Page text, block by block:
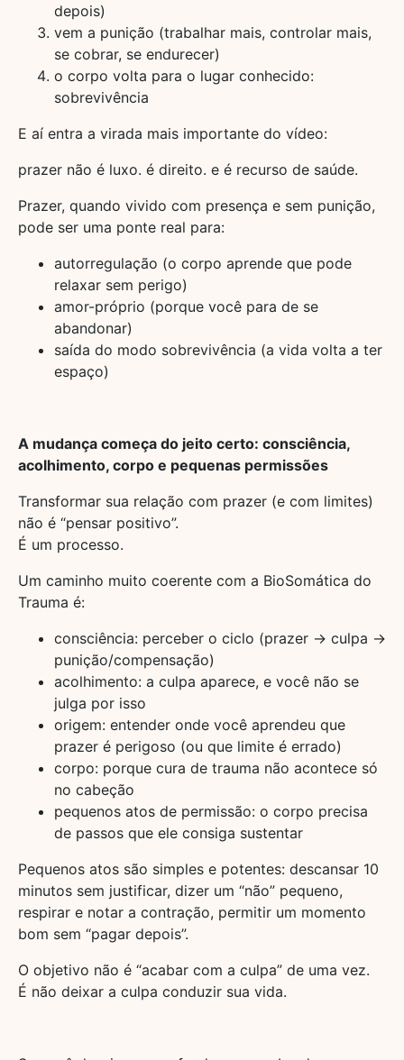
depois)
vem a punição (trabalhar mais, controlar mais,
se cobrar, se endurecer)
o corpo volta para o lugar conhecido:
sobrevivência
E aí entra a virada mais importante do vídeo:
prazer não é luxo. é direito. e é recurso de saúde.
Prazer, quando vivido com presença e sem punição,
pode ser uma ponte real para:
autorregulação (o corpo aprende que pode
relaxar sem perigo)
amor-próprio (porque você para de se
abandonar)
saída do modo sobrevivência (a vida volta a ter
espaço)
A mudança começa do jeito certo: consciência,
acolhimento, corpo e pequenas permissões
Transformar sua relação com prazer (e com limites)
não é “pensar positivo”.
É um processo.
Um caminho muito coerente com a BioSomática do
Trauma é:
consciência: perceber o ciclo (prazer → culpa →
punição/compensação)
acolhimento: a culpa aparece, e você não se
julga por isso
origem: entender onde você aprendeu que
prazer é perigoso (ou que limite é errado)
corpo: porque cura de trauma não acontece só
no cabeção
pequenos atos de permissão: o corpo precisa
de passos que ele consiga sustentar
Pequenos atos são simples e potentes: descansar 10
minutos sem justificar, dizer um “não” pequeno,
respirar e notar a contração, permitir um momento
bom sem “pagar depois”.
O objetivo não é “acabar com a culpa” de uma vez.
É não deixar a culpa conduzir sua vida.